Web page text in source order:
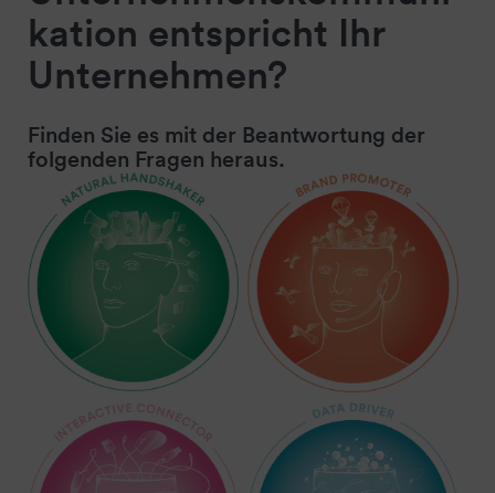
kation entspricht Ihr
Unternehmen?
Finden Sie es mit der Beantwortung der
folgenden Fragen heraus.